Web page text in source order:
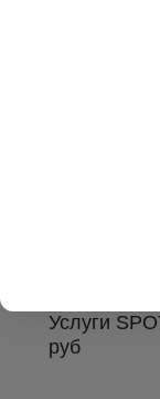
Услуги
руб